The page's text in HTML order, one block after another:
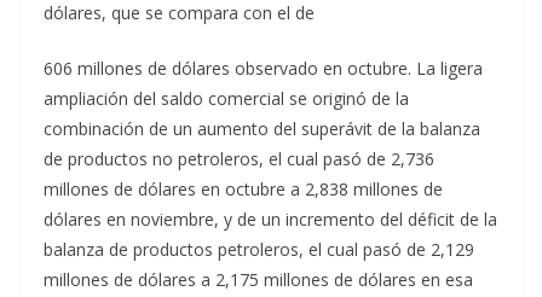
dólares, que se compara con el de
606 millones de dólares observado en octubre. La ligera
ampliación del saldo comercial se originó de la
combinación de un aumento del superávit de la balanza
de productos no petroleros, el cual pasó de 2,736
millones de dólares en octubre a 2,838 millones de
dólares en noviembre, y de un incremento del déficit de la
balanza de productos petroleros, el cual pasó de 2,129
millones de dólares a 2,175 millones de dólares en esa